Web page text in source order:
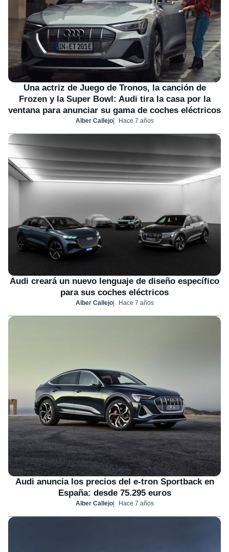
Una actriz de Juego de Tronos, la canción de
Frozen y la Super Bowl: Audi tira la casa por la
ventana para anunciar su gama de coches eléctricos
Alber Callejo Hace 7 años
Audi creará un nuevo lenguaje de diseño específico
para sus coches eléctricos
Alber Callejo Hace 7 años
Audi anuncia los precios del e-tron Sportback en
España: desde 75.295 euros
Alber Callejo Hace 7 años